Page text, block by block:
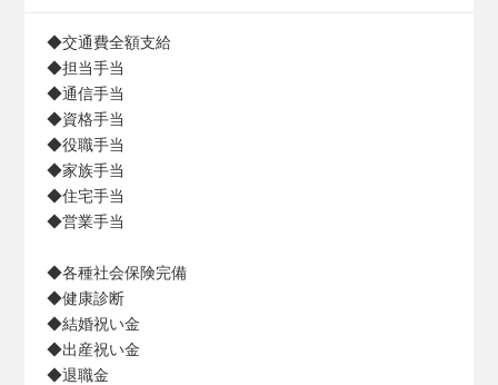
◆交通費全額⽀給
◆担当⼿当
◆通信⼿当
◆資格⼿当
◆役職⼿当
◆家族⼿当
◆住宅⼿当
◆営業⼿当
◆各種社会保険完備
◆健康診断
◆結婚祝い⾦
◆出産祝い⾦
◆退職⾦